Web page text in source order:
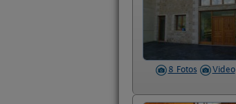
8 Fotos Video